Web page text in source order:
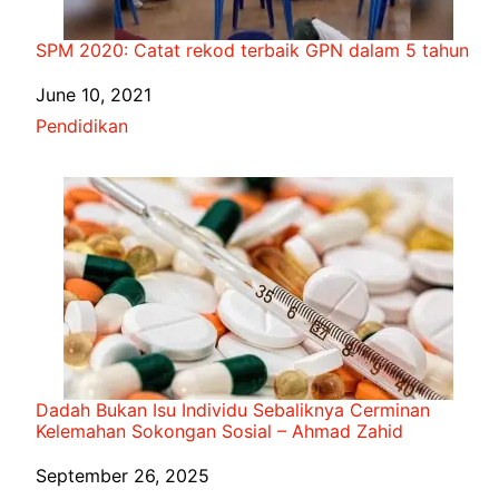
SPM 2020: Catat rekod terbaik GPN dalam 5 tahun
Date
June 10, 2021
In relation to
Pendidikan
Dadah Bukan Isu Individu Sebaliknya Cerminan
Kelemahan Sokongan Sosial – Ahmad Zahid
Date
September 26, 2025